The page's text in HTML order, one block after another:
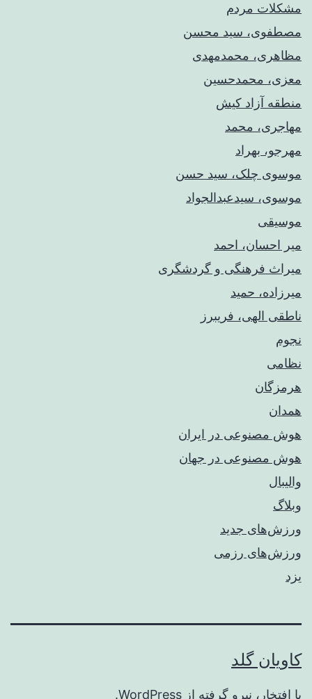
مشکلات مردم
مصطفوی، سید محسن
مظاهری، محمدمهدی
معزی، محمدحسین
منطقه آزاد کیش
مهاجری، محمد
مهرجو، بهراد
موسوی چلک، سید حسن
موسوی، سیدعبدالجواد
موسیقی
میر احسان، احمد
میراث فرهنگی و گردشگری
میرزاده، حمید
ناطقی الهی، فریبرز
نجوم
نظامی
هرمزگان
همدان
هوش مصنوعی در ایران
هوش مصنوعی در جهان
والیبال
وبلاگ
ورزش‌های جدید
ورزش‌های رزمی
یزد
کاویان گلد
با افتخار، نیرو گرفته از WordPress
.